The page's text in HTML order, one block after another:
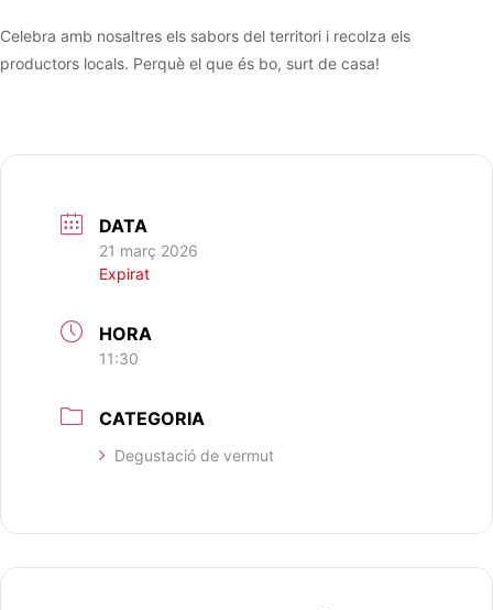
Celebra amb nosaltres els sabors del territori i recolza els
productors locals. Perquè el que és bo, surt de casa!
DATA
21 març 2026
Expirat
HORA
11:30
CATEGORIA
Degustació de vermut